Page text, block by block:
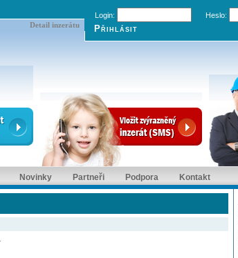
Detail inzerátu
Login:
Heslo:
Novinky Partneři Podpora Kontakt